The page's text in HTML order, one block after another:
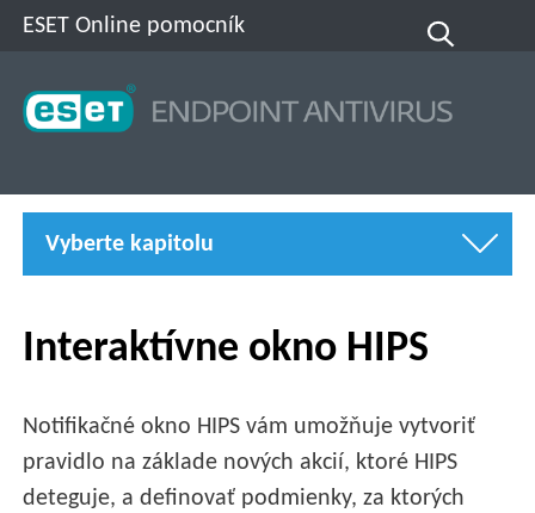
ESET Online pomocník
Vyberte kapitolu
Interaktívne okno HIPS
Notifikačné okno HIPS vám umožňuje vytvoriť
pravidlo na základe nových akcií, ktoré HIPS
deteguje, a definovať podmienky, za ktorých